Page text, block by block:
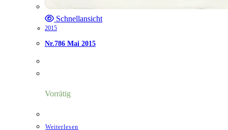
Schnellansicht
2015
Nr.786 Mai 2015
Vorrätig
Weiterlesen